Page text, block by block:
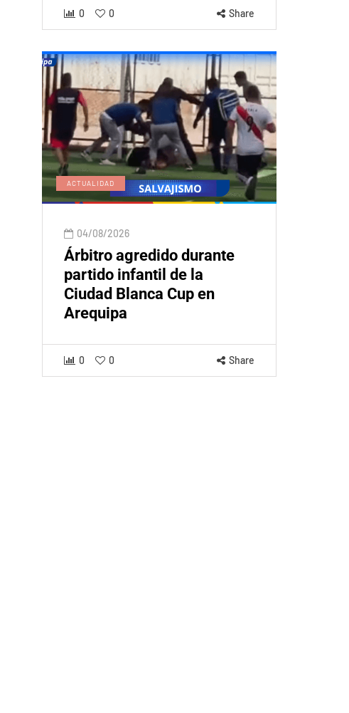
0 0 Share
ACTUALIDAD
04/08/2026
Árbitro agredido durante
partido infantil de la
Ciudad Blanca Cup en
Arequipa
0 0 Share